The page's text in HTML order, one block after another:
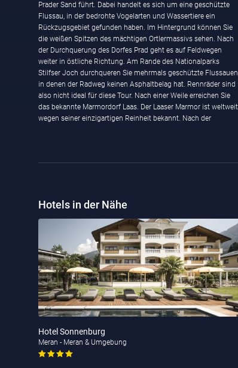
Prader Sand führt. Dabei handelt es sich um eine geschützte
Flussau, in der bedrohte Vogelarten und Wassertiere ein
Rückzugsgebiet gefunden haben. Im Hintergrund können Sie
die weißen Spitzen des mächtigen Ortlermassivs sehen. Nach
der Durchquerung des Dorfes Prad geht es auf Feldwegen
weiter in östliche Richtung. Am Rande des Nationalparks
Stilfser Joch durchqueren Sie mehrmals geschützte
in denen der Radweg keinen Asphaltbelag hat. Rennräder sind
also nicht ideal für diese Tour. Nach einer Weile erreichen Sie
das bekannte Marmordorf Laas. Der Laaser Marmor ist weltweit
wegen seiner einzigartigen Reinheit bekannt. Nach der
Hotels in der Nähe
Hotel Sonnenburg
Meran - Meran & Umgebung